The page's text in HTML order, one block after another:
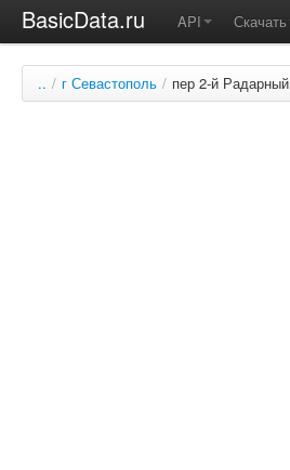
BasicData.ru API Скачать
.. / г Севастополь / пер 2-й Радарный